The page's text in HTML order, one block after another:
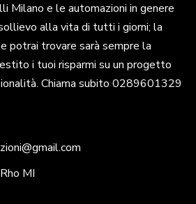
Milano e le automazioni in genere
alla vita di tutti i giorni; la
potrai trovare sarà sempre la
i tuoi risparmi su un progetto
Chiama subito 0289601329
MI